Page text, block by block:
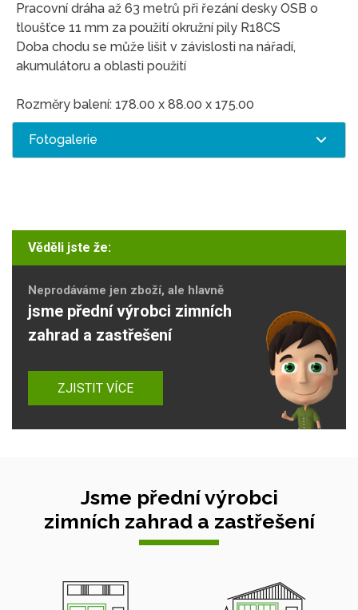
Pracovní dráha až 63 metrů při řezání desky OSB o
tloušťce 11 mm za použití okružní pily R18CS
Doba chodu se může lišit v závislosti na nářadí,
akumulátoru a oblasti použití
Rozměry balení: 178.00 x 88.00 x 175.00
Fotogalerie
Věděli jste že:
Neprodáváme jen zboží, ale hlavně
jsme přední výrobci zimních
zahrad a zastřešení
ZJISTIT VÍCE
Jsme přední výrobci
zimních zahrad a zastřešení